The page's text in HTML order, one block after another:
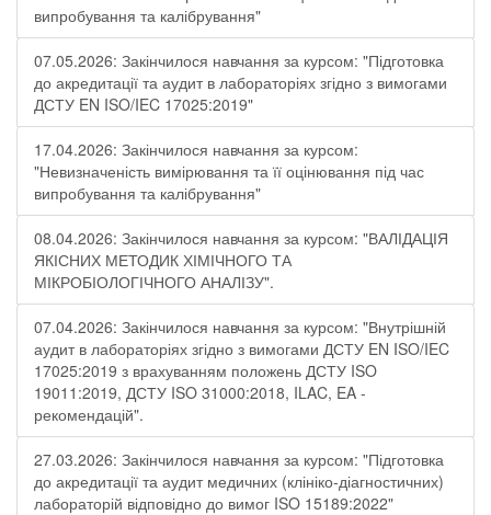
випробування та калібрування"
07.05.2026: Закінчилося навчання за курсом: "Підготовка
до акредитації та аудит в лабораторіях згідно з вимогами
ДСТУ EN ISO/IEC 17025:2019"
17.04.2026: Закінчилося навчання за курсом:
"Невизначеність вимірювання та її оцінювання під час
випробування та калібрування"
08.04.2026: Закінчилося навчання за курсом: "ВАЛІДАЦІЯ
ЯКІСНИХ МЕТОДИК ХІМІЧНОГО ТА
МІКРОБІОЛОГІЧНОГО АНАЛІЗУ".
07.04.2026: Закінчилося навчання за курсом: "Внутрішній
аудит в лабораторіях згідно з вимогами ДСТУ EN ISO/IEC
17025:2019 з врахуванням положень ДСТУ ISO
19011:2019, ДСТУ ISO 31000:2018, ILAC, EA -
рекомендацій".
27.03.2026: Закінчилося навчання за курсом: "Підготовка
до акредитації та аудит медичних (клініко-діагностичних)
лабораторій відповідно до вимог ISO 15189:2022"